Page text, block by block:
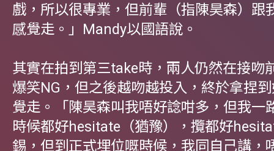
戲，所以很專業，但前輩（指陳昊森）跟
感覺走。」Mandy以國語說。
其實在拍到第三take時，兩人仍然在接吻
爆笑NG，但之後越吻越投入，終於拿捏
覺走。「陳昊森叫我唔好諗咁多，但我一
時候都好hesitate（猶豫），攬都好
錫，但到正式埋位嘅時候，我同自己講，